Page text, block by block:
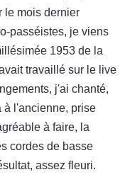
le mois dernier
passéistes, je viens
1953 de la
travaillé sur le live
j'ai chanté,
à l'ancienne, prise
à faire, la
cordes de basse
assez fleuri.